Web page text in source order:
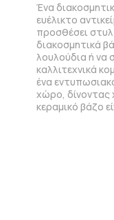
Ένα
ευέλικτο
προσθέσει
διακοσμητικά
λουλούδια ή να
καλλιτεχνικά
ένα
χώρο, δίνοντας
κεραμικό βάζο